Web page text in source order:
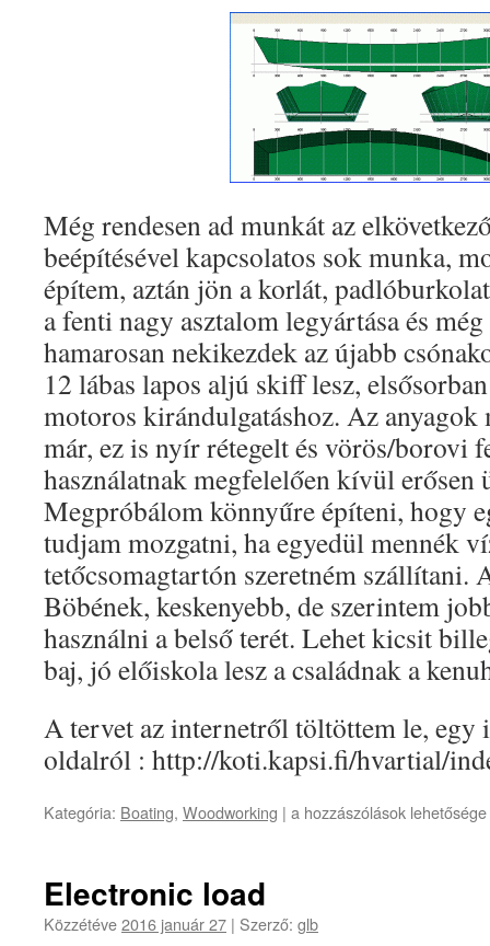
Még rendesen ad munkát az
beépítésével kapcsolatos sok munka,
építem, aztán jön a korlát,
a fenti nagy asztalom legyártása és
hamarosan nekikezdek az újabb
12 lábas lapos aljú skiff lesz,
motoros kirándulgatáshoz. Az
már, ez is nyír rétegelt és vörös/borovi
használatnak megfelelően kívül erősen
Megpróbálom könnyűre építeni, hogy
tudjam mozgatni, ha egyedül mennék
tetőcsomagtartón szeretném szállítani.
Böbének, keskenyebb, de szerintem
használni a belső terét. Lehet kicsit
baj, jó előiskola lesz a családnak a
A tervet az internetről töltöttem le, egy
oldalról : http://koti.kapsi.fi/hvartial/
Kategória: Boating, Woodworking | 12
a hozzászólások
Electronic load
Közzétéve2016 január 27 | Szerző: glb